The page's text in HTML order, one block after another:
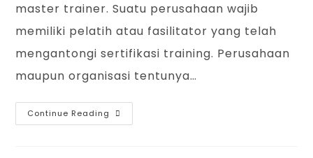
master trainer. Suatu perusahaan wajib
memiliki pelatih atau fasilitator yang telah
mengantongi sertifikasi training. Perusahaan
maupun organisasi tentunya…
Continue Reading